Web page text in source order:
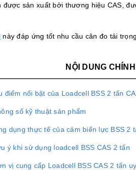
sản xuất bởi thương hiệu CAS,
này đáp ứng tốt nhu cầu cân đo tải
NỘI DUNG CHÍNH
điểm nổi bật của Loadcell BSS 2 tấn
số kỹ thuật sản phẩm
dụng thực tế của cảm biến lực BSS 2
ý khi sử dụng loadcell BSS CAS 2 tấn
vị cung cấp Loadcell BSS CAS 2 tấn